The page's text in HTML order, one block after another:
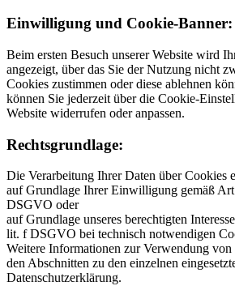
Einwilligung und Cookie-Banner:
Beim ersten Besuch unserer Website wird
angezeigt, über das Sie der Nutzung nicht
Cookies zustimmen oder diese ablehnen
können Sie jederzeit über die Cookie-
Website widerrufen oder anpassen.
Rechtsgrundlage:
Die Verarbeitung Ihrer Daten über Cookies
auf Grundlage Ihrer Einwilligung gemäß
DSGVO oder
auf Grundlage unseres berechtigten
lit. f DSGVO bei technisch notwendigen
Weitere Informationen zur Verwendung
den Abschnitten zu den einzelnen
Datenschutzerklärung.